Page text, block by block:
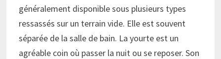
généralement disponible sous plusieurs types
ressassés sur un terrain vide. Elle est souvent
séparée de la salle de bain. La yourte est un
agréable coin où passer la nuit ou se reposer. Son